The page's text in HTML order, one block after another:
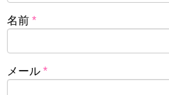
名前 *
メール *